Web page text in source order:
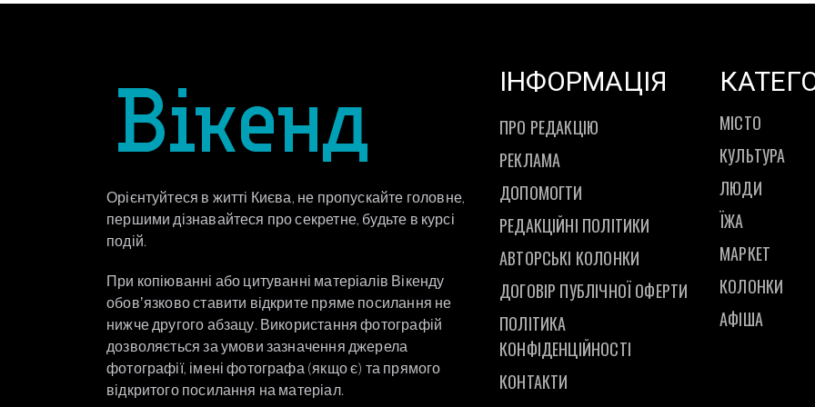
Орієнтуйтеся в житті Києва, не пропускайте головне,
першими дізнавайтеся про секретне, будьте в курсі
подій.
При копіюванні або цитуванні матеріалів Вікенду
обовʼязково ставити відкрите пряме посилання не
нижче другого абзацу. Використання фотографій
дозволяється за умови зазначення джерела
фотографії, імені фотографа (якщо є) та прямого
відкритого посилання на матеріал.
ІНФОРМАЦІЯ
ПРО РЕДАКЦІЮ
РЕКЛАМА
ДОПОМОГТИ
РЕДАКЦІЙНІ ПОЛІТИКИ
АВТОРСЬКІ КОЛОНКИ
ДОГОВІР ПУБЛІЧНОЇ ОФЕРТИ
ПОЛІТИКА
КОНФІДЕНЦІЙНОСТІ
КОНТАКТИ
МІСТО
КУЛЬТУРА
ЛЮДИ
ЇЖА
МАРКЕТ
КОЛОНКИ
АФІША